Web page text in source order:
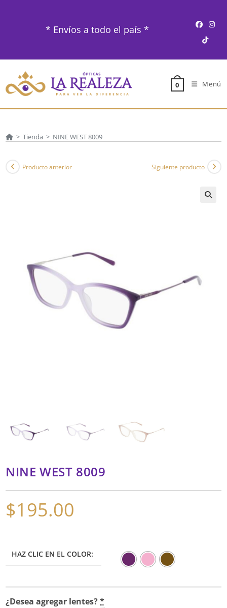
* Envíos a todo el país *
0 Menú
> Tienda > NINE WEST 8009
Producto anterior Siguiente producto
NINE WEST 8009
$195.00
HAZ CLIC EN EL COLOR:
¿Desea agregar lentes?*